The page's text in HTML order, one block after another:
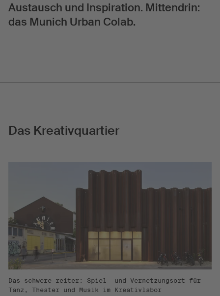
Austausch und Inspiration. Mittendrin:
das Munich Urban Colab.
Das Kreativquartier
Das schwere reiter: Spiel- und Vernetzungsort für
Tanz, Theater und Musik im Kreativlabor